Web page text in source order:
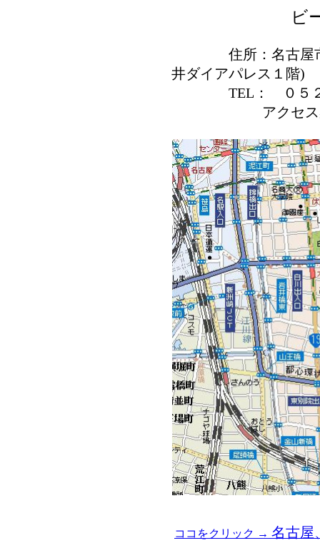
ビ
住所：名古屋市中
井ダイアパレス１階)
TEL： ０５２－
アクセ
ココをクリック → 名古